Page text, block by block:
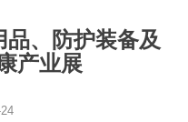
、防护装备及
产业展